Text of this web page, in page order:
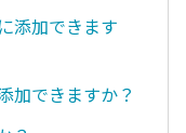
添加できます
加できますか？